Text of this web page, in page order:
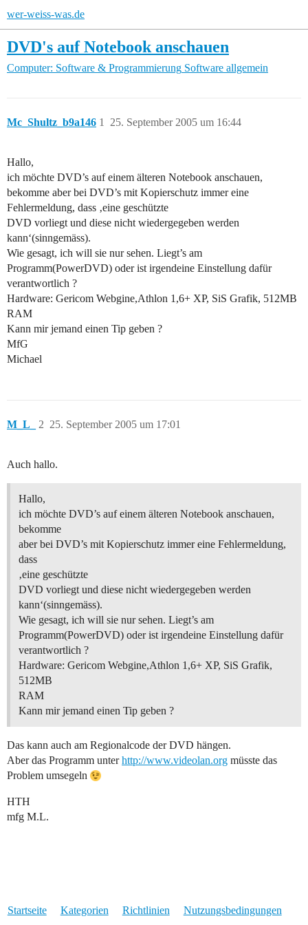
wer-weiss-was.de
DVD's auf Notebook anschauen
Computer: Software & Programmierung Software allgemein
Mc_Shultz_b9a146 25. September 2005 um 16:44
1
Hallo,
ich möchte DVD’s auf einem älteren Notebook anschauen,
bekomme aber bei DVD’s mit Kopierschutz immer eine
Fehlermeldung, dass ‚eine geschützte
DVD vorliegt und diese nicht wiedergegeben werden
kann‘(sinngemäss).
Wie gesagt, ich will sie nur sehen. Liegt’s am
Programm(PowerDVD) oder ist irgendeine Einstellung dafür
verantwortlich ?
Hardware: Gericom Webgine,Athlon 1,6+ XP, SiS Grafik, 512MB
RAM
Kann mir jemand einen Tip geben ?
MfG
Michael
M_L_ 25. September 2005 um 17:01
2
Auch hallo.
Hallo,
ich möchte DVD’s auf einem älteren Notebook anschauen,
bekomme
aber bei DVD’s mit Kopierschutz immer eine Fehlermeldung,
dass
‚eine geschützte
DVD vorliegt und diese nicht wiedergegeben werden
kann‘(sinngemäss).
Wie gesagt, ich will sie nur sehen. Liegt’s am
Programm(PowerDVD) oder ist irgendeine Einstellung dafür
verantwortlich ?
Hardware: Gericom Webgine,Athlon 1,6+ XP, SiS Grafik,
512MB
RAM
Kann mir jemand einen Tip geben ?
Das kann auch am Regionalcode der DVD hängen.
Aber das Programm unterhttp://www.videolan.org müsste das
Problem umsegeln
HTH
mfg M.L.
Startseite Kategorien Richtlinien Nutzungsbedingungen